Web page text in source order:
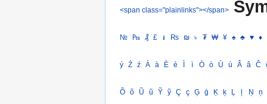
<span class="plainlinks"></span>
№ ₧ ₰ £ ៛ ₨ ₪ ৳ ₮ ₩ ¥ ♠ ♣ ♥ ♦
ý Ź ź À à È è Ì ì Ò ò Ù ù Â â Ĉ
Õ õ Ũ ũ Ỹ ỹ Ç ç Ģ ģ Ķ ķ Ļ ļ Ņ ņ